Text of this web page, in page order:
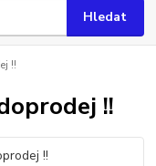
Hledat
!!
!!